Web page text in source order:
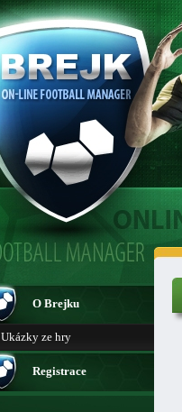
O Brejku
Ukázky ze hry
Registrace